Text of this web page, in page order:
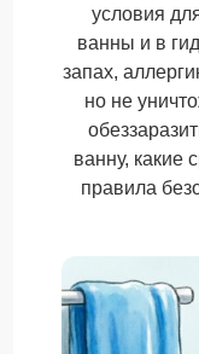
условия
ванны и в
запах,
но не
ванну, какие
правила